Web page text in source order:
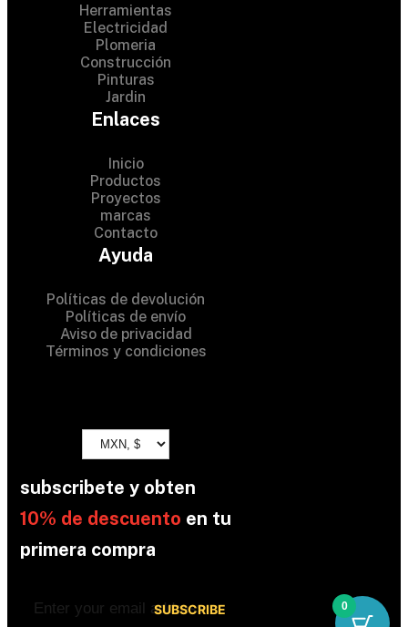
Herramientas
Electricidad
Plomeria
Construcción
Pinturas
Jardin
Enlaces
Inicio
Productos
Proyectos
marcas
Contacto
Ayuda
Políticas de devolución
Políticas de envío
Aviso de privacidad
Términos y condiciones
subscribete y obten
10% de descuento en tu
primera compra
0